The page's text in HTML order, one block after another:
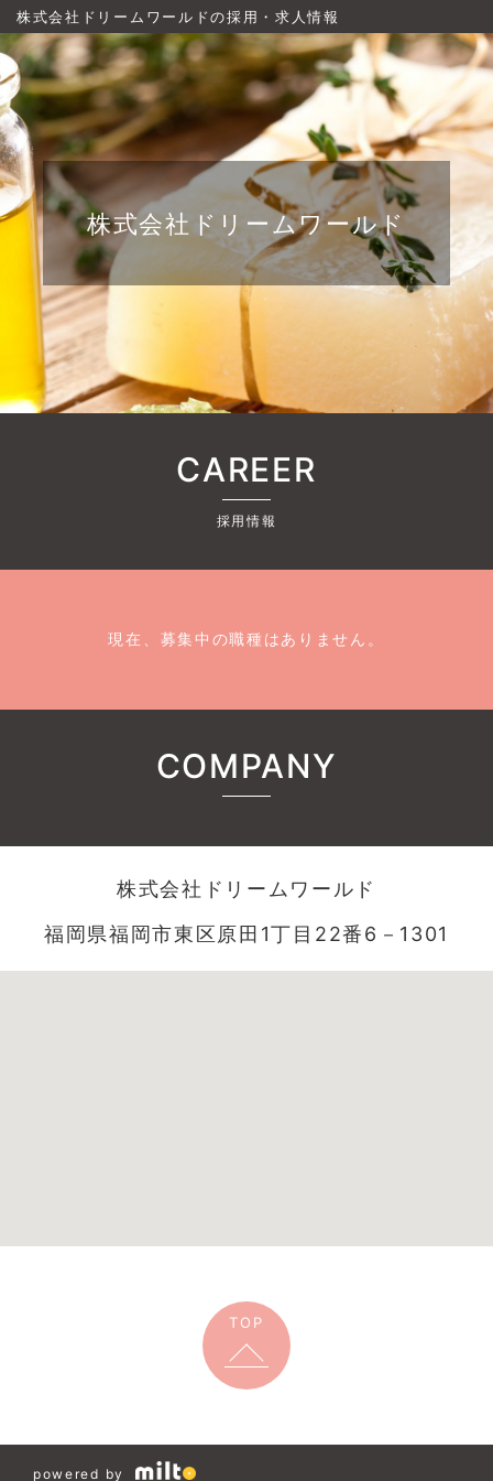
株式会社ドリームワールドの採用・求人情報
株式会社ドリームワールド
CAREER
採用情報
現在、募集中の職種はありません。
COMPANY
株式会社ドリームワールド
福岡県福岡市東区原田1丁目22番6－1301
TOP
powered by